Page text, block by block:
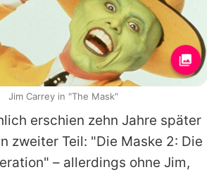
erschien zehn Jahre später
zweiter Teil: "Die Maske 2: Die
– allerdings ohne Jim,
Jim Carrey in "The Mask"